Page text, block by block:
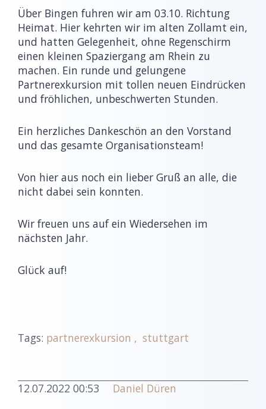
Über Bingen fuhren wir am 03.10. Richtung
Heimat. Hier kehrten wir im alten Zollamt ein,
und hatten Gelegenheit, ohne Regenschirm
einen kleinen Spaziergang am Rhein zu
machen. Ein runde und gelungene
Partnerexkursion mit tollen neuen Eindrücken
und fröhlichen, unbeschwerten Stunden.
Ein herzliches Dankeschön an den Vorstand
und das gesamte Organisationsteam!
Von hier aus noch ein lieber Gruß an alle, die
nicht dabei sein konnten.
Wir freuen uns auf ein Wiedersehen im
nächsten Jahr.
Glück auf!
Tags: partnerexkursion stuttgart
12.07.2022 00:53 Daniel Düren